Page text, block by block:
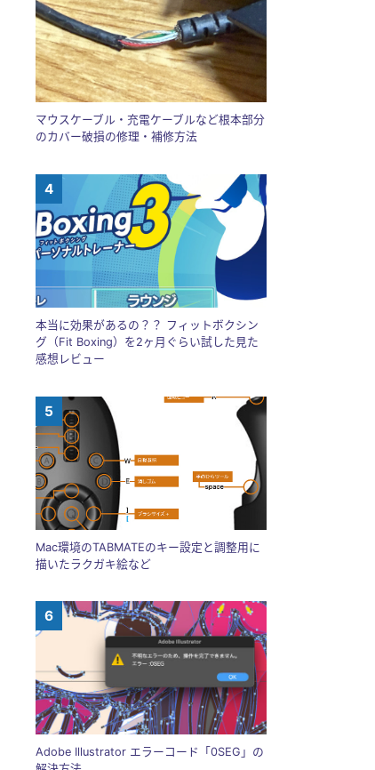
マウスケーブル・充電ケーブルなど根本部分
のカバー破損の修理・補修方法
本当に効果があるの？？ フィットボクシン
グ（Fit Boxing）を2ヶ月ぐらい試した見た
感想レビュー
Mac環境のTABMATEのキー設定と調整用に
描いたラクガキ絵など
Adobe Illustrator エラーコード「0SEG」の